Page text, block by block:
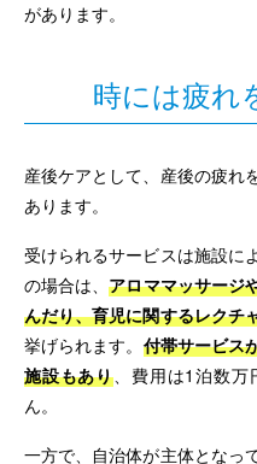
があります。
時には疲れ
産後ケアとして、産後の疲れ
あります。
受けられるサービスは施設に
の場合は、アロママッサージ
んだり、育児に関するレクチ
挙げられます。 付帯サービス
施設もあり、費用は1泊数万
ん。
一方で、自治体が主体となっ